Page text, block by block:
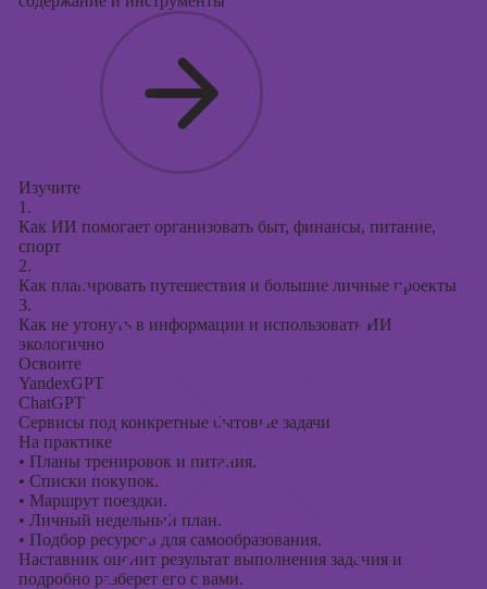
Изучите
1.
Как ИИ помогает организовать быт, финансы, питание,
спорт
2.
Как планировать путешествия и большие личные проекты
3.
Как не утонуть в информации и использовать ИИ
экологично
Освоите
YandexGPT
ChatGPT
Сервисы под конкретные бытовые задачи
На практике
• Планы тренировок и питания.
• Списки покупок.
• Маршрут поездки.
• Личный недельный план.
• Подбор ресурсов для самообразования.
Наставник оценит результат выполнения задания и
подробно разберет его с вами.